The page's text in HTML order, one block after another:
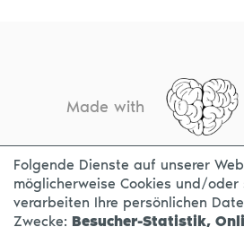
Made with
KONTAKT IMPRESSUM
Folgende Dienste auf unserer
möglicherweise Cookies und/oder
verarbeiten Ihre persönlichen
Zwecke: Besucher-Statistik,